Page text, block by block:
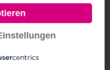
flachliegend